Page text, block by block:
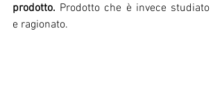
prodotto. Prodotto che è invece studiato
e ragionato.